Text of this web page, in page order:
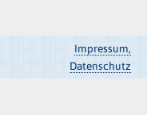
Impressum,
Datenschutz